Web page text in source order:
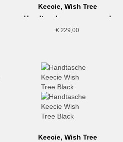
Keecie, Wish Tree
Handtasche, cognac used
look
€ 229,00
Keecie, Wish Tree